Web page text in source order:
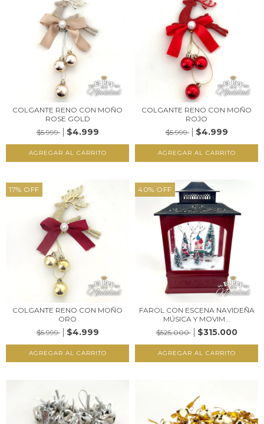
COLGANTE RENO CON MOÑO
ROSE GOLD
$5.999
$4.999
COLGANTE RENO CON MOÑO
ROJO
$5.999
$4.999
17% OFF
COLGANTE RENO CON MOÑO
ORO
$5.999
$4.999
40% OFF
FAROL CON ESCENA NAVIDEÑA
MÚSICA Y MOVIM...
$525.000
$315.000